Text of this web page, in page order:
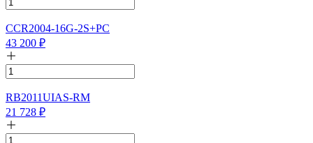
CCR2004-16G-2S+PC
43 200 ₽
RB2011UIAS-RM
21 728 ₽